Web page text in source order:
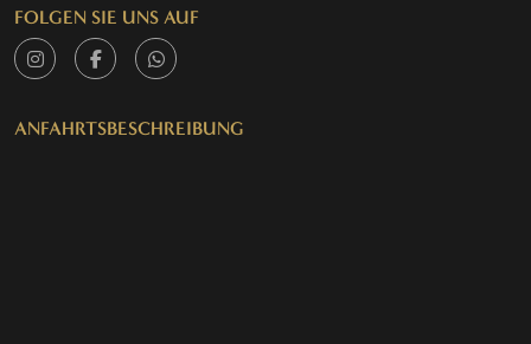
FOLGEN SIE UNS AUF
ANFAHRTSBESCHREIBUNG